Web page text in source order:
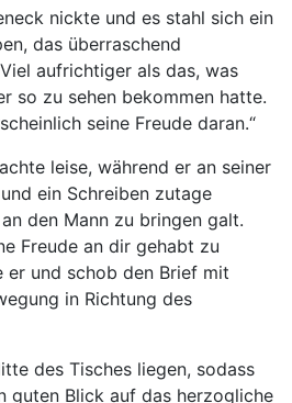
nickte und es stahl sich ein
das überraschend
aufrichtiger als das, was
so zu sehen bekommen hatte.
seine Freude daran.“
leise, während er an seiner
ein Schreiben zutage
den Mann zu bringen galt.
Freude an dir gehabt zu
er und schob den Brief mit
in Richtung des
des Tisches liegen, sodass
guten Blick auf das herzogliche